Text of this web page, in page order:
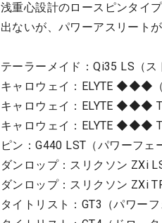
浅重心設計のロースピンタイ
出ないが、パワーアスリート
テーラーメイド：Qi35 LS（ス
キャロウェイ：ELYTE ◆◆◆（
キャロウェイ：ELYTE ◆◆◆ T
キャロウェイ：ELYTE ◆◆◆
ピン：G440 LST（パワーフェ
ダンロップ：スリクソン ZXi
ダンロップ：スリクソン ZXi
タイトリスト：GT3（パワーフ